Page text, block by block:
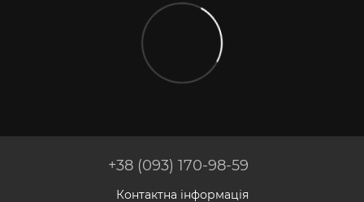
+38 (093) 170-98-59
Контактна інформація